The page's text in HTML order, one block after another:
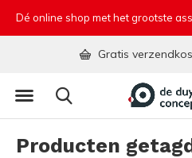
Gratis
Producten